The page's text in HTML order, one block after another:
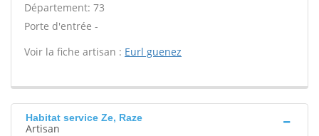
Département: 73
Porte d'entrée -
Voir la fiche artisan : Eurl guenez
Habitat service Ze, Raze
Artisan